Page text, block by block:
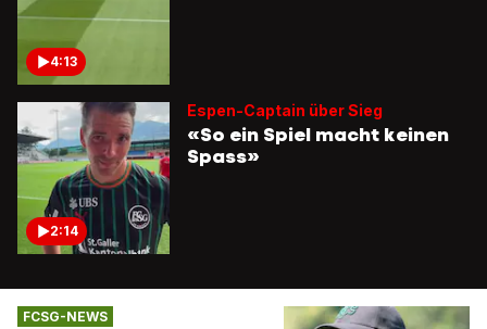
4:13
2:14
Espen-Captain über Sieg
«So ein Spiel macht keinen
Spass»
FCSG-NEWS